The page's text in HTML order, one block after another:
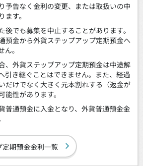
予告なく金利の変更、または取扱いの中
ます。
後でも募集を中止することがあります。
預金から外貨ステップアップ定期預金へ
。
、外貨ステップアップ定期預金は中途解
引き継ぐことはできません。また、経過
だけでなく大きく元本割れする（返金が
能性があります。
普通預金に入金となり、外貨普通預金金
期預金金利一覧